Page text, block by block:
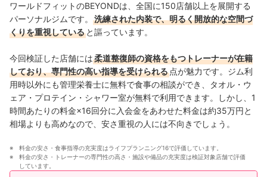
中国・四国 5店舗
九州・沖縄 9店舗
ワールドフィットのBEYONDは、全国に150店舗以上を展開する
パーソナルジムです。
洗練された内装で、明るく開放的な空間づ
くりを重視している と謳っています。
今回検証した店舗には柔道整復師の資格をもつトレーナーが在籍
しており、専門性の高い指導を受けられる点が魅力です。ジム利
用時以外にも管理栄養士に無料で食事の相談ができ、タオル・ウ
ェア・プロテイン・シャワー室が無料で利用できます。しかし、1
時間あたりの料金×16回分に入会金をあわせた料金は約35万円と
相場よりも高めなので、安さ重視の人には不向きでしょう。
料金の安さ・食事指導の充実度はライフプランニング16で評価しています。
料金の安さ・トレーナーの専門性の高さ・施設や備品の充実度は検証対象店舗で評価
しています。